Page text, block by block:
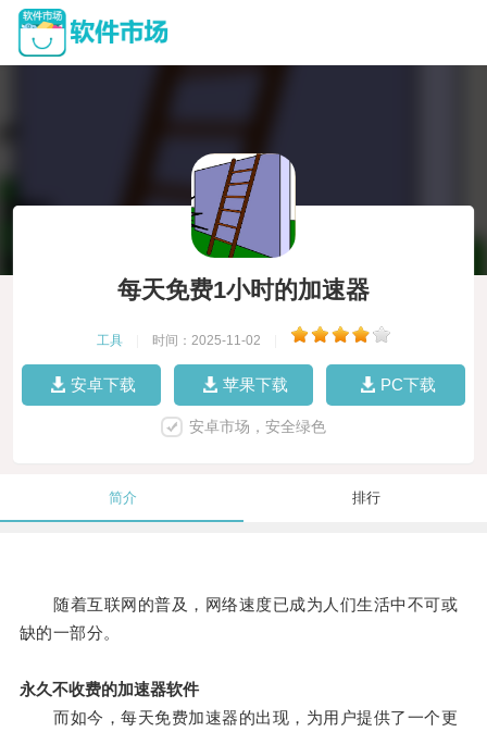
每天免费1小时的加速器
工具 时间：2025-11-02
安卓下载 苹果下载 PC下载
安卓市场，安全绿色
简介 排行
随着互联网的普及，网络速度已成为人们生活中不可或
缺的一部分。
永久不收费的加速器软件
而如今，每天免费加速器的出现，为用户提供了一个更